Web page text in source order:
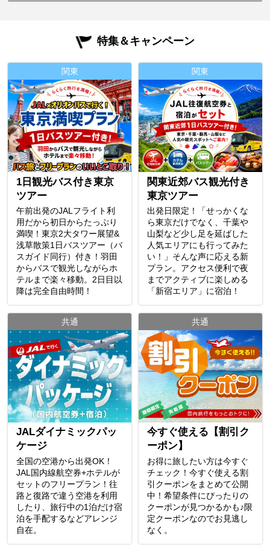
特集＆キャンペーン
関東
1日観光バス付き東京
ツアー
午前出発のJALフライト利
用だから初日からたっぷり
満喫！東京2大タワー展望&
浅草散策1日バスツアー（バ
スガイド同行）付き！羽田
からバスで観光しながらホ
テルまで楽々移動。2日目以
降は完全自由時間！
関東
関東近郊バス観光付き
東京ツアー
出発日限定！「せっかくな
ら東京だけでなく、千葉や
山梨など少し足を延ばした
人気エリアにも行ってみた
い！」そんな声に応える新
プラン。アクセス便利で夜
までアクティブに楽しめる
「新宿エリア」に宿泊！
共通
JALダイナミックパッ
ケージ
全国の空港から出発OK！
JAL国内線航空券+ホテルが
セットのフリープラン！往
路と復路で違う空港を利用
したり、旅行中の1泊だけ宿
泊を手配するなどアレンジ
自在。
共通
今すぐ使える【割引ク
ーポン】
お得に旅したい方は今すぐ
チェック！今すぐ使える割
引クーポンをまとめて公開
中！希望条件にぴったりの
クーポンが見つかるかも♪限
定クーポンなのでお見逃し
なく。